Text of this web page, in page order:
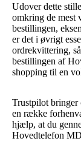
Udover dette
omkring de mest
bestillingen,
er det i øvrigt
ordrekvittering,
bestillingen af
shopping til en
Trustpilot bringer
en række
hjælp, at du
Hovedtelefon